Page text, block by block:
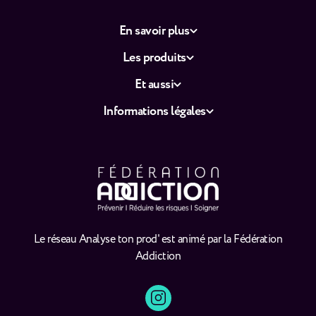
Le réseau Analyse ton prod' est animé par la Fédération
Addiction
En savoir plus
Les produits
Et aussi
Informations légales